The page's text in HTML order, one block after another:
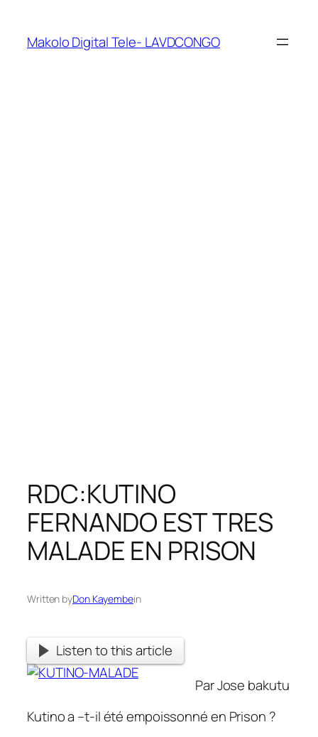
Makolo Digital Tele- LAVDCONGO
RDC:KUTINO
FERNANDO EST TRES
MALADE EN PRISON
Written byDon Kayembein
Listen to this article
Par Jose bakutu
Kutino a –t-il été empoissonné en Prison ?